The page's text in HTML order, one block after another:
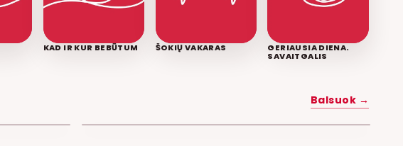
KAD IR KUR BEBŪTUM ŠOKIŲ VAKARAS GERIAUSIA DIENA.
SAVAITGALIS
Balsuok →